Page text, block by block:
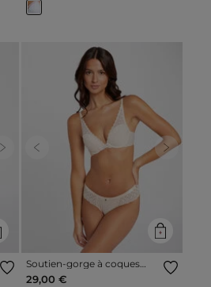
Next Previous Next
Soutien-gorge à coques
rose pale femme
29,00 €